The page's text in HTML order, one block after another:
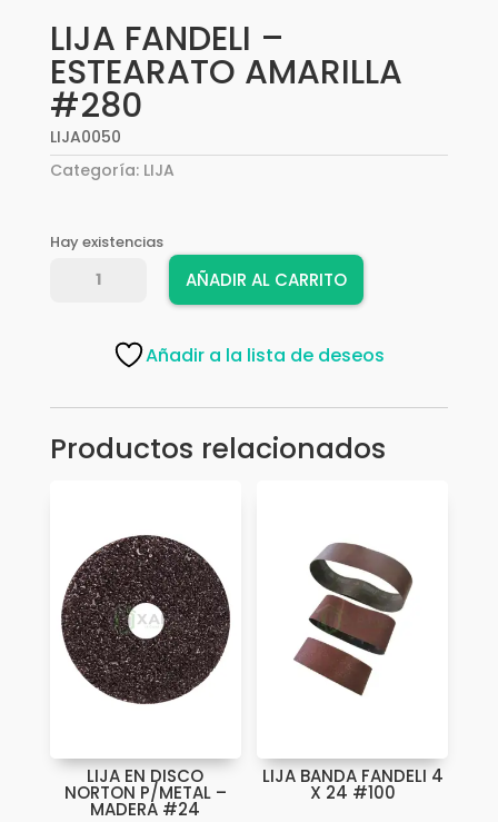
LIJA FANDELI –
ESTEARATO AMARILLA
#280
LIJA0050
Categoría: LIJA
Hay existencias
ESTEARATO
AMARILLA
AÑADIR AL CARRITO
Añadir a la lista de deseos
Productos relacionados
LIJA EN DISCO
NORTON P/METAL –
MADERA #24
LIJA BANDA FANDELI 4
X 24 #100